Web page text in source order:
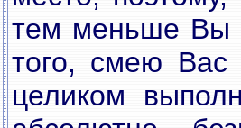
тем меньше Вы
того, смею Вас
целиком